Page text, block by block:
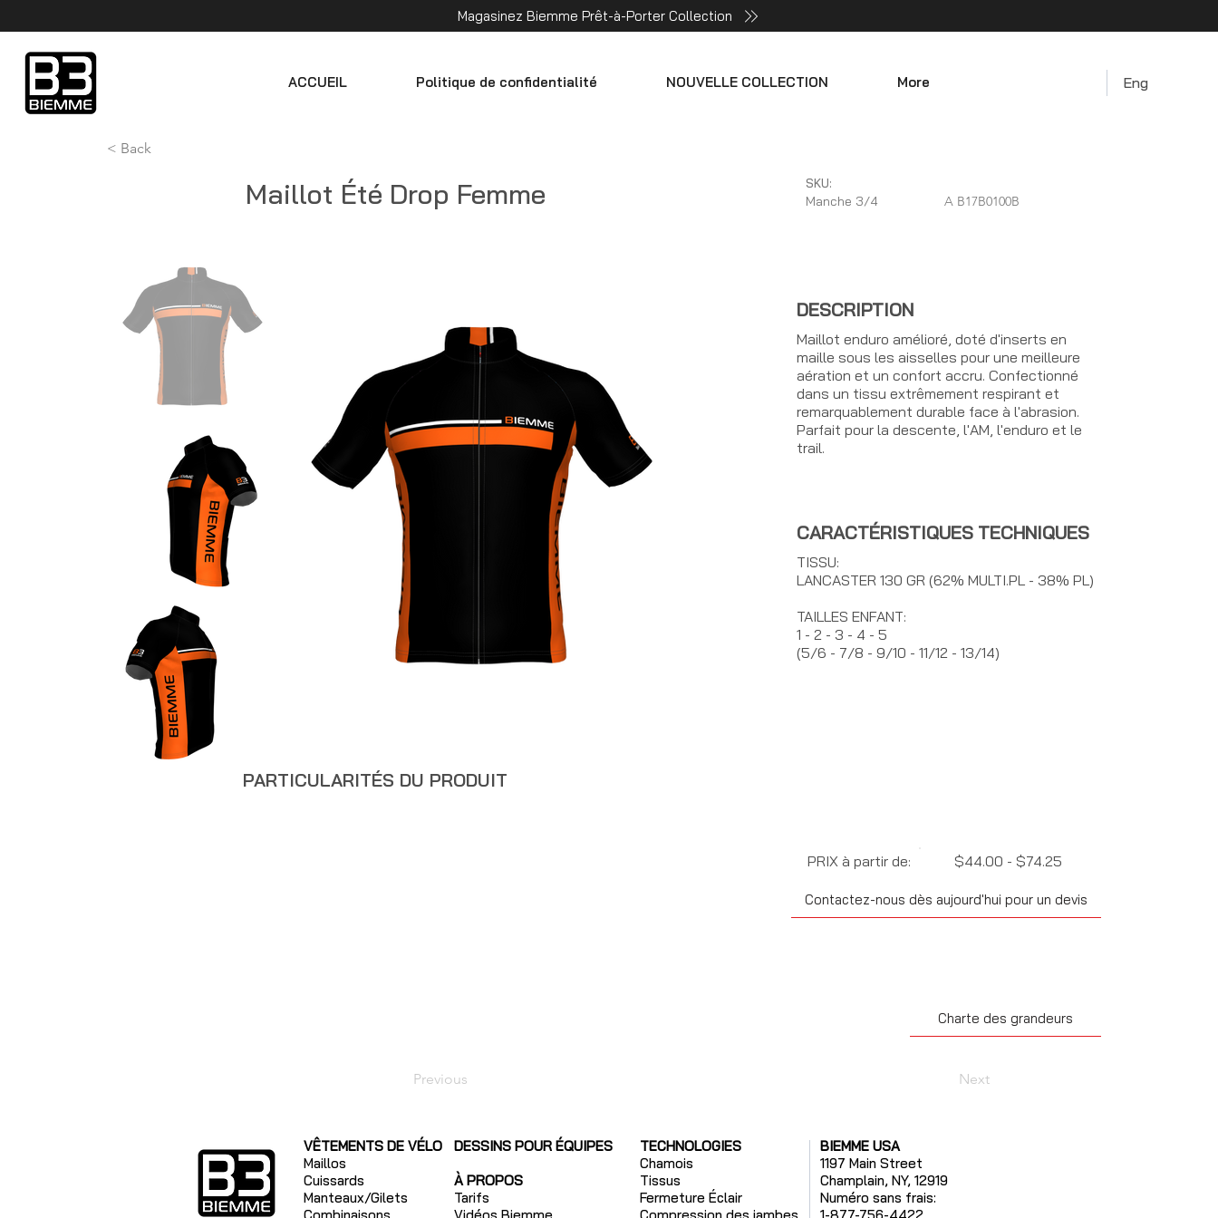
Magasinez Biemme Prêt-à-Porter Collection
ACCUEIL Politique de confidentialité NOUVELLE COLLECTION More Eng
< Back
Maillot Été Drop Femme
PARTICULARITÉS DU PRODUIT
SKU:
Manche 3/4 A B17B0100B
DESCRIPTION
Maillot enduro amélioré, doté d'inserts en
maille sous les aisselles pour une meilleure
aération et un confort accru. Confectionné
dans un tissu extrêmement respirant et
remarquablement durable face à l'abrasion.
Parfait pour la descente, l'AM, l'enduro et le
trail.
CARACTÉRISTIQUES TECHNIQUES
TISSU:
LANCASTER 130 GR (62% MULTI.PL - 38% PL)
TAILLES ENFANT:
1 - 2 - 3 - 4 - 5
(5/6 - 7/8 - 9/10 - 11/12 - 13/14)
PRIX à partir de: $44.00 - $74.25
Contactez-nous dès aujourd'hui pour un devis
Charte des grandeurs
Previous Next
VÊTEMENTS DE VÉLO
Maillos
Cuissards
Manteaux/Gilets
DESSINS POUR ÉQUIPES
À PROPOS
Tarifs
TECHNOLOGIES
Chamois
Tissus
Fermeture Éclair
BIEMME USA
1197 Main Street
Champlain, NY, 12919
Numéro sans frais: